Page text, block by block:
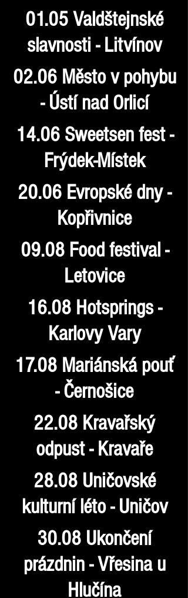
01.05 Valdštejnské
slavnosti - Litvínov
02.06 Město v pohybu
- Ústí nad Orlicí
14.06 Sweetsen fest -
Frýdek-Místek
20.06 Evropské dny -
Kopřivnice
09.08 Food festival -
Letovice
16.08 Hotsprings -
Karlovy Vary
17.08 Mariánská pouť
- Černošice
22.08 Kravařský
odpust - Kravaře
28.08 Uničovské
kulturní léto - Uničov
30.08 Ukončení
prázdnin - Vřesina u
Hlučína